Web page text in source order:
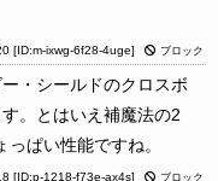
[ID:m-ixwg-6f28-4uge] ブロック
・シールドのクロスボ
。とはいえ補魔法の2
ぱい性能ですね。
[ID:p-1218-f73e-ax4s] ブロック